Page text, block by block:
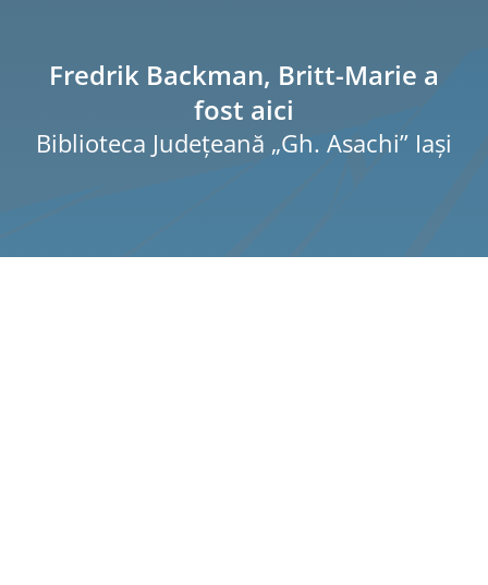
Fredrik Backman, Britt-Marie a
fost aici
Biblioteca Judeţeană „Gh. Asachi” Iaşi